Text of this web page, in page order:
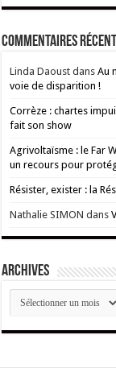
Commentaires
Linda Daoust dansAu
voie de disparition !
Corrèze : chartes
fait son show
Agrivoltaïsme : le Far
un recours pour
Résister, exister : la
Nathalie SIMON dans
ARCHIVES
ARCHIVES